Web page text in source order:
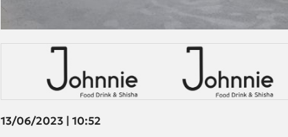
13/06/2023 | 10:52